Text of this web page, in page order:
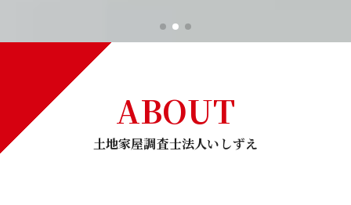
ABOUT
土地家屋調査士法人いしずえ